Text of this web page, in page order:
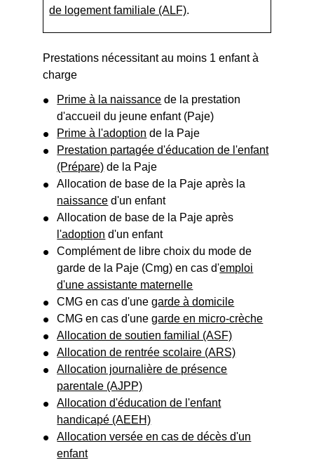
de logement familiale (ALF).
Prestations nécessitant au moins 1 enfant à
charge
Prime à la naissance de la prestation
d'accueil du jeune enfant (Paje)
Prime à l'adoption de la Paje
Prestation partagée d'éducation de l'enfant
(Prépare) de la Paje
Allocation de base de la Paje après la
naissance d'un enfant
Allocation de base de la Paje après
l'adoption d'un enfant
Complément de libre choix du mode de
garde de la Paje (Cmg) en cas d'emploi
d'une assistante maternelle
CMG en cas d'unegarde à domicile
CMG en cas d'unegarde en micro-crèche
Allocation de soutien familial (ASF)
Allocation de rentrée scolaire (ARS)
Allocation journalière de présence
parentale (AJPP)
Allocation d'éducation de l'enfant
handicapé (AEEH)
Allocation versée en cas de décès d'un
enfant